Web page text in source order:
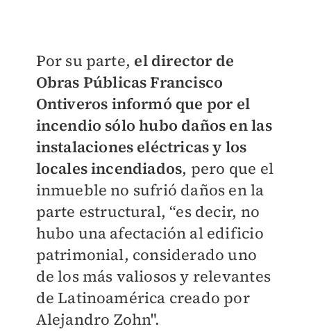
Por su parte, el director de
Obras Públicas Francisco
Ontiveros informó que por el
incendio sólo hubo daños en las
instalaciones eléctricas y los
locales incendiados, pero que el
inmueble no sufrió daños en la
parte estructural, “es decir, no
hubo una afectación al edificio
patrimonial, considerado uno
de los más valiosos y relevantes
de Latinoamérica creado por
Alejandro Zohn".